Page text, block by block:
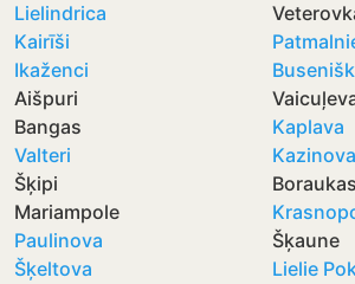
Lielindrica
Kairīši
Ikaženci
Aišpuri
Bangas
Kaplava
Valteri
Kazinova
Šķipi
Boraukas
Mariampole
Paulinova
Šķaune
Šķeltova
Lielie